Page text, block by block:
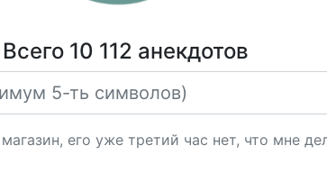
Всего 10 112 анекдотов
его уже третий час нет, что мне